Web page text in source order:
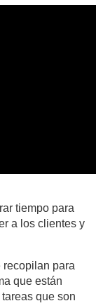
tiempo para
a los clientes y
recopilan para
que están
que son